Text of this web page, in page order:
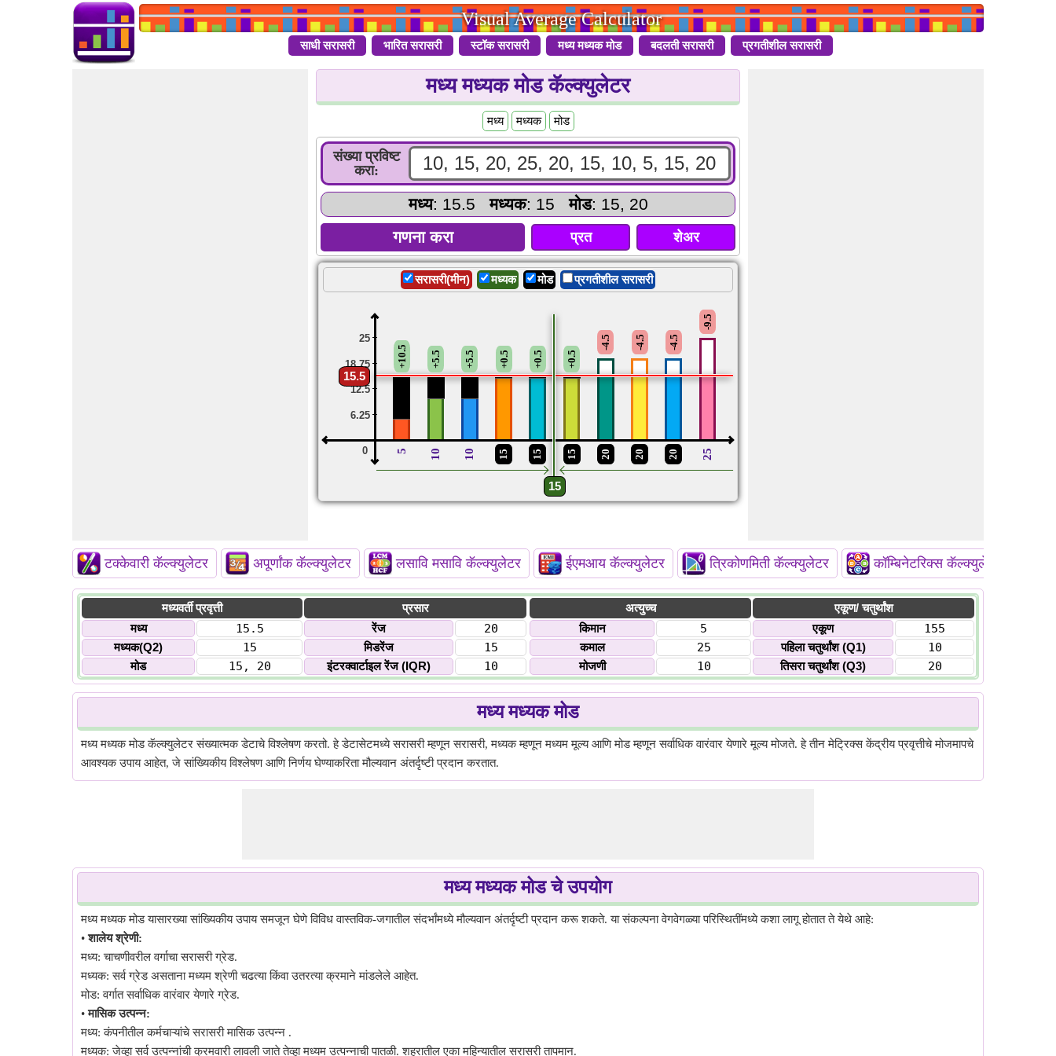
Visual Average Calculator
साधी सरासरी भारित सरासरी स्टॉक सरासरी मध्य मध्यक मोड बदलती सरासरी प्रगतीशील सरासरी
मध्य मध्यक मोड कॅल्क्युलेटर
मध्य मध्यक मोड
संख्या प्रविष्ट
करा:
मध्य: 15.5 मध्यक: 15 मोड: 15, 20
प्रत शेअर
सरासरी(मीन) मध्यक मोड प्रगतीशील सरासरी
15.5
25
18.75
12.5
6.25
0
+10.5 +5.5 +5.5 +0.5 +0.5 +0.5
-4.5 -4.5 -4.5
-9.5
5 10 10 15 15 15 20 20 20 25
15
टक्केवारी कॅल्क्युलेटर अपूर्णांक कॅल्क्युलेटर लसावि मसावि कॅल्क्युलेटर ईएमआय कॅल्क्युलेटर त्रिकोणमिती कॅल्क्युलेटर कॉम्बिनेटरिक्स कॅल्क्युलेटर
मध्यवर्ती प्रवृत्ती
प्रसार
मध्य
15.5 रेंज 20
मध्यक(Q2) 15 मिडरेंज 15
मोड 15, 20 इंटरक्वार्टाइल रेंज (IQR) 10
अत्युच्च
एकूण/ चतुर्थांश
किमान
5 एकूण 155
कमाल 25 पहिला चतुर्थांश (Q1) 10
मोजणी 10 तिसरा चतुर्थांश (Q3) 20
मध्य मध्यक मोड
मध्य मध्यक मोड कॅल्क्युलेटर संख्यात्मक डेटाचे विश्लेषण करतो. हे डेटासेटमध्ये सरासरी म्हणून सरासरी, मध्यक म्हणून मध्यम मूल्य आणि मोड म्हणून सर्वाधिक वारंवार येणारे मूल्य मोजते. हे तीन मेट्रिक्स केंद्रीय प्रवृत्तीचे मोजमापचे
आवश्यक उपाय आहेत, जे सांख्यिकीय विश्लेषण आणि निर्णय घेण्याकरिता मौल्यवान अंतर्दृष्टी प्रदान करतात.
मध्य मध्यक मोड चे उपयोग
मध्य मध्यक मोड यासारख्या सांख्यिकीय उपाय समजून घेणे विविध वास्तविक-जगातील संदर्भांमध्ये मौल्यवान अंतर्दृष्टी प्रदान करू शकते. या संकल्पना वेगवेगळ्या परिस्थितींमध्ये कशा लागू होतात ते येथे आहे:
•शालेय श्रेणी:
मध्य: चाचणीवरील वर्गाचा सरासरी ग्रेड.
मध्यक: सर्व ग्रेड असताना मध्यम श्रेणी चढत्या किंवा उतरत्या क्रमाने मांडलेले आहेत.
मोड: वर्गात सर्वाधिक वारंवार येणारे ग्रेड.
•मासिक उत्पन्न:
मध्य: कंपनीतील कर्मचाऱ्यांचे सरासरी मासिक उत्पन्न .
मध्यक: जेव्हा सर्व उत्पन्नांची क्रमवारी लावली जाते तेव्हा मध्यम उत्पन्नाची पातळी. शहरातील एका महिन्यातील सरासरी तापमान.